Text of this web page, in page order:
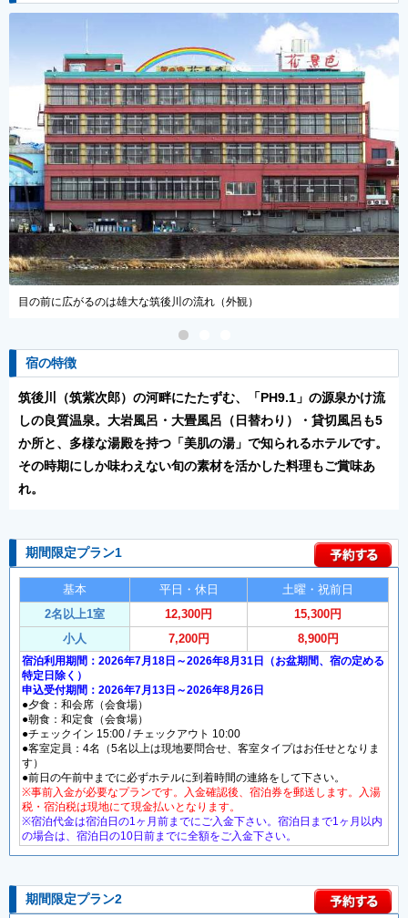
優しいお湯は赤ちゃんや妊婦の方も安心（大浴場）
宿の特徴
筑後川（筑紫次郎）の河畔にたたずむ、「PH9.1」の源泉かけ流
しの良質温泉。大岩風呂・大畳風呂（日替わり）・貸切風呂も5
か所と、多様な湯殿を持つ「美肌の湯」で知られるホテルです。
その時期にしか味わえない旬の素材を活かした料理もご賞味あ
れ。
期間限定プラン1
基本 平日・休日
土曜・祝前日
2名以上1室
12,300円
15,300円
小人
7,200円 8,900円
宿泊利用期間：2026年7月18日～2026年8月31日（お盆期間、宿の定める
特定日除く）
申込受付期間：2026年7月13日～2026年8月26日
●夕食：和会席（会食場）
●朝食：和定食（会食場）
●チェックイン 15:00 / チェックアウト 10:00
●客室定員：4名（5名以上は現地要問合せ、客室タイプはお任せとなりま
す）
●前日の午前中までに必ずホテルに到着時間の連絡をして下さい。
※事前入金が必要なプランです。入金確認後、宿泊券を郵送します。入湯
税・宿泊税は現地にて現金払いとなります。
※宿泊代金は宿泊日の1ヶ月前までにご入金下さい。宿泊日まで1ヶ月以内
の場合は、宿泊日の10日前までに全額をご入金下さい。
期間限定プラン2